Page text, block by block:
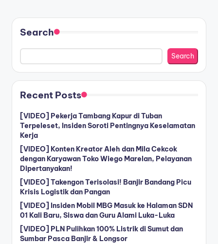
Search
Search
Recent Posts
[VIDEO] Pekerja Tambang Kapur di Tuban
Terpeleset, Insiden Soroti Pentingnya Keselamatan
Kerja
[VIDEO] Konten Kreator Aleh dan Mila Cekcok
dengan Karyawan Toko Wiego Marelan, Pelayanan
Dipertanyakan!
[VIDEO] Takengon Terisolasi! Banjir Bandang Picu
Krisis Logistik dan Pangan
[VIDEO] Insiden Mobil MBG Masuk ke Halaman SDN
01 Kali Baru, Siswa dan Guru Alami Luka-Luka
[VIDEO] PLN Pulihkan 100% Listrik di Sumut dan
Sumbar Pasca Banjir & Longsor